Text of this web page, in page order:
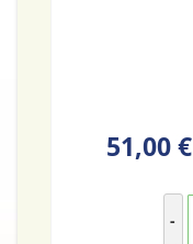
51,00 €
-